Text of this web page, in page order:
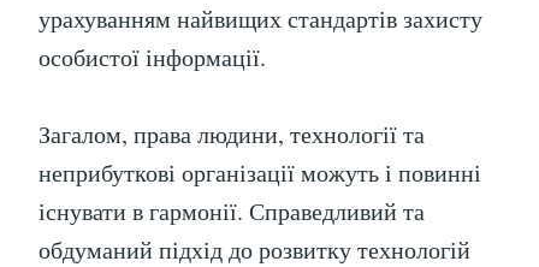
урахуванням найвищих стандартів захисту
особистої інформації.
Загалом, права людини, технології та
неприбуткові організації можуть і повинні
існувати в гармонії. Справедливий та
обдуманий підхід до розвитку технологій